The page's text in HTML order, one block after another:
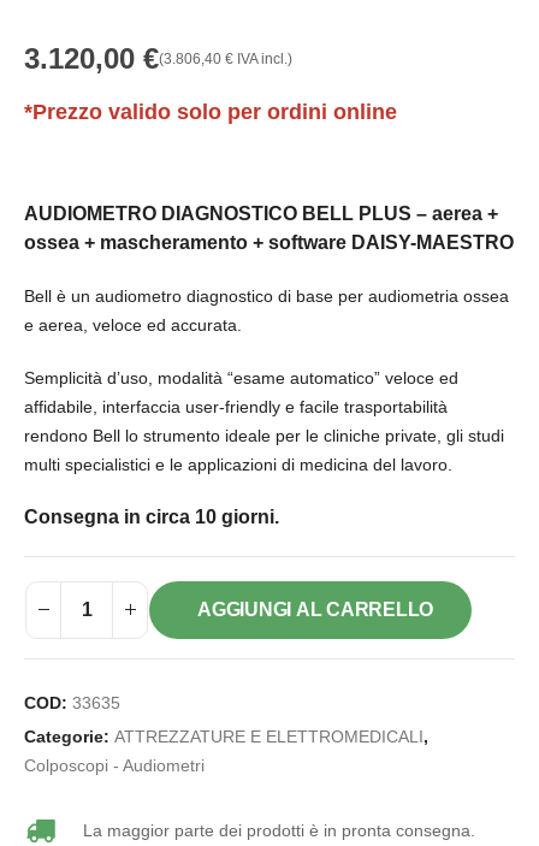
3.120,00 €(3.806,40 € IVA incl.)
*Prezzo valido solo per ordini online
AUDIOMETRO DIAGNOSTICO BELL PLUS – aerea +
ossea + mascheramento + software DAISY-MAESTRO
Bell è un audiometro diagnostico di base per audiometria ossea
e aerea, veloce ed accurata.
Semplicità d’uso, modalità “esame automatico” veloce ed
affidabile, interfaccia user-friendly e facile trasportabilità
rendono Bell lo strumento ideale per le cliniche private, gli studi
multi specialistici e le applicazioni di medicina del lavoro.
Consegna in circa 10 giorni.
AGGIUNGI AL CARRELLO
COD: 33635
Categorie: ATTREZZATURE E ELETTROMEDICALI,
Colposcopi - Audiometri
La maggior parte dei prodotti è in pronta consegna.